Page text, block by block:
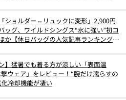
ショルダー⇔リュックに変形」2,900円
ッグ、ワイルドシングス“水に強い”初コ
か【休日バッグの人気記事ランキングベ
】猛暑でも着る方が涼しい「表面温
ウェア」をレビュー！“腕だけ濡らすの
冷却機能が凄い